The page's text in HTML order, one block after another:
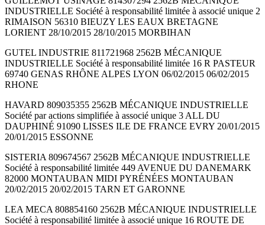
INDUSTRIELLE Société à responsabilité limitée à associé unique 2
RIMAISON 56310 BIEUZY LES EAUX BRETAGNE
LORIENT 28/10/2015 28/10/2015 MORBIHAN
GUTEL INDUSTRIE 811721968 2562B MÉCANIQUE
INDUSTRIELLE Société à responsabilité limitée 16 R PASTEUR
69740 GENAS RHÔNE ALPES LYON 06/02/2015 06/02/2015
RHONE
HAVARD 809035355 2562B MÉCANIQUE INDUSTRIELLE
Société par actions simplifiée à associé unique 3 ALL DU
DAUPHINÉ 91090 LISSES ILE DE FRANCE EVRY 20/01/2015
20/01/2015 ESSONNE
SISTERIA 809674567 2562B MÉCANIQUE INDUSTRIELLE
Société à responsabilité limitée 449 AVENUE DU DANEMARK
82000 MONTAUBAN MIDI PYRÉNÉES MONTAUBAN
20/02/2015 20/02/2015 TARN ET GARONNE
LEA MECA 808854160 2562B MÉCANIQUE INDUSTRIELLE
Société à responsabilité limitée à associé unique 16 ROUTE DE